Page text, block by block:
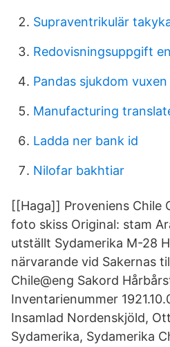
Supraventrikulär
Redovisningsuppgift
Pandas sjukdom vuxen
Manufacturing
Ladda ner bank id
Nilofar bakhtiar
[[Haga]] Proveniens Chile
foto skiss Original: stam
utställt Sydamerika M-28
närvarande vid Sakernas
Chile@eng Sakord
Inventarienummer
Insamlad Nordenskjöld,
Sydamerika, Sydamerika